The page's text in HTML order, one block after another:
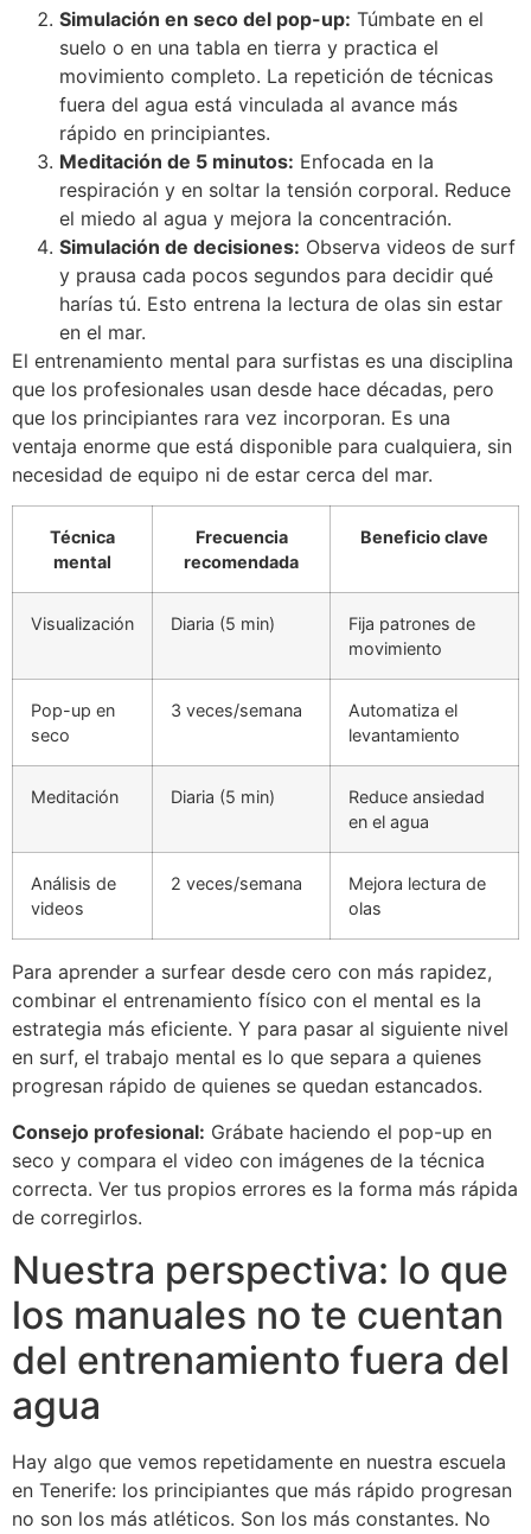
Simulación en seco del pop-up: Túmbate en el
suelo o en una tabla en tierra y practica el
movimiento completo. La repetición de técnicas
fuera del agua está vinculada al avance más
rápido en principiantes.
Meditación de 5 minutos: Enfocada en la
respiración y en soltar la tensión corporal. Reduce
el miedo al agua y mejora la concentración.
Simulación de decisiones: Observa videos de surf
y prausa cada pocos segundos para decidir qué
harías tú. Esto entrena la lectura de olas sin estar
en el mar.
El entrenamiento mental para surfistas es una disciplina
que los profesionales usan desde hace décadas, pero
que los principiantes rara vez incorporan. Es una
ventaja enorme que está disponible para cualquiera, sin
necesidad de equipo ni de estar cerca del mar.
Técnica
mental
Frecuencia
recomendada
Beneficio clave
Visualización Diaria (5 min)
Fija patrones de
movimiento
Pop-up en
seco
3 veces/semana
Automatiza el
levantamiento
Meditación Diaria (5 min)
Reduce ansiedad
en el agua
Análisis de
videos
2 veces/semana
Mejora lectura de
olas
Para aprender a surfear desde cero con más rapidez,
combinar el entrenamiento físico con el mental es la
estrategia más eficiente. Y para pasar al siguiente nivel
en surf, el trabajo mental es lo que separa a quienes
progresan rápido de quienes se quedan estancados.
Consejo profesional: Grábate haciendo el pop-up en
seco y compara el video con imágenes de la técnica
correcta. Ver tus propios errores es la forma más rápida
de corregirlos.
Nuestra perspectiva: lo que
los manuales no te cuentan
del entrenamiento fuera del
agua
Hay algo que vemos repetidamente en nuestra escuela
en Tenerife: los principiantes que más rápido progresan
no son los más atléticos. Son los más constantes. No